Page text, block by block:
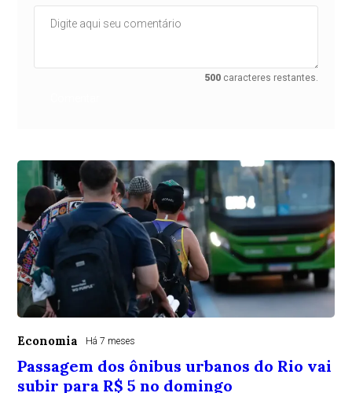
500 caracteres restantes.
Economia Há 7 meses
Passagem dos ônibus urbanos do Rio vai
subir para R$ 5 no domingo